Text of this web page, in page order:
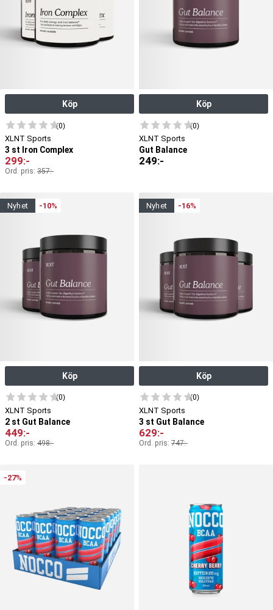
Köp
(0)
XLNT Sports
3 st Iron Complex
299:-
Ord. pris: 357:-
Köp
(0)
XLNT Sports
Gut Balance
249:-
nyhet -10%
Köp
(0)
XLNT Sports
2 st Gut Balance
449:-
Ord. pris: 498:-
nyhet -16%
Köp
(0)
XLNT Sports
3 st Gut Balance
629:-
Ord. pris: 747:-
-27%